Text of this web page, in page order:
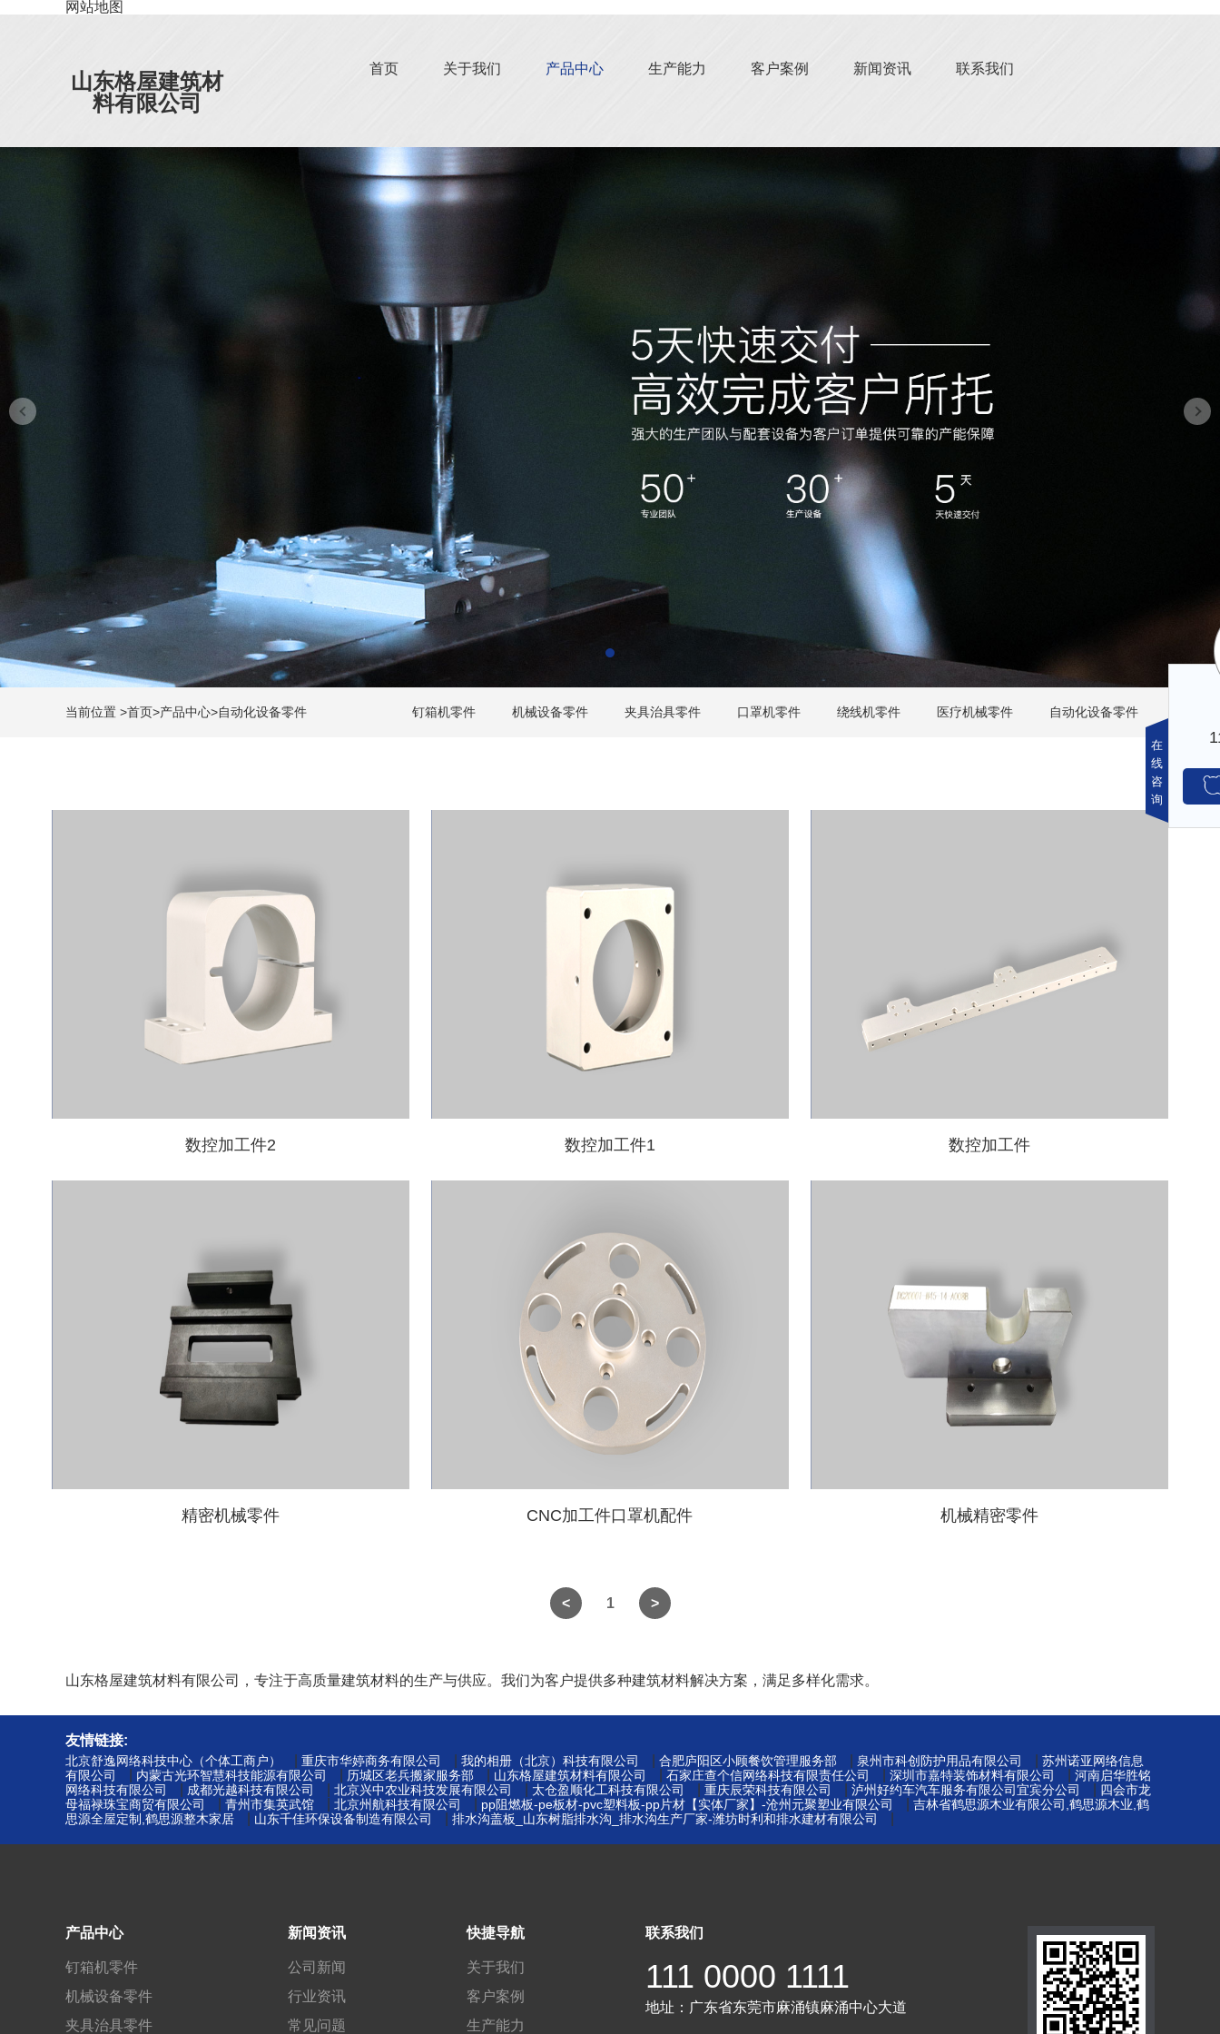
网站地图
山东格屋建筑材
料有限公司
首页 关于我们 产品中心 生产能力 客户案例 新闻资讯 联系我们
当前位置 >首页>产品中心>自动化设备零件 钉箱机零件 机械设备零件 夹具治具零件 口罩机零件 绕线机零件 医疗机械零件 自动化设备零件
数控加工件2 数控加工件1 数控加工件
精密机械零件 CNC加工件口罩机配件 机械精密零件
1
山东格屋建筑材料有限公司，专注于高质量建筑材料的生产与供应。我们为客户提供多种建筑材料解决方案，满足多样化需求。
友情链接:
北京舒逸网络科技中心（个体工商户） 重庆市华婷商务有限公司 我的相册（北京）科技有限公司 合肥庐阳区小顾餐饮管理服务部 泉州市科创防护用品有限公司
苏州诺亚网络信息
有限公司
内蒙古光环智慧科技能源有限公司 历城区老兵搬家服务部 山东格屋建筑材料有限公司 石家庄查个信网络科技有限责任公司 深圳市嘉特装饰材料有限公司
河南启华胜铭
网络科技有限公司
成都光越科技有限公司 北京兴中农业科技发展有限公司 太仓盈顺化工科技有限公司 重庆辰荣科技有限公司 泸州好约车汽车服务有限公司宜宾分公司
四会市龙
母福禄珠宝商贸有限公司
青州市集英武馆 北京州航科技有限公司 pp阻燃板-pe板材-pvc塑料板-pp片材【实体厂家】-沧州元聚塑业有限公司
吉林省鹤思源木业有限公司,鹤思源木业,鹤
思源全屋定制,鹤思源整木家居
山东千佳环保设备制造有限公司 排水沟盖板_山东树脂排水沟_排水沟生产厂家-潍坊时利和排水建材有限公司
产品中心
钉箱机零件
机械设备零件
夹具治具零件
新闻资讯
公司新闻
行业资讯
常见问题
快捷导航
关于我们
客户案例
生产能力
联系我们
111 0000 1111
地址： 广东省东莞市麻涌镇麻涌中心大道
在
咨